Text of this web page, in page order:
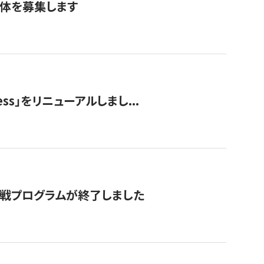
を募集します
」をリニューアルしまし...
プログラムが終了しました